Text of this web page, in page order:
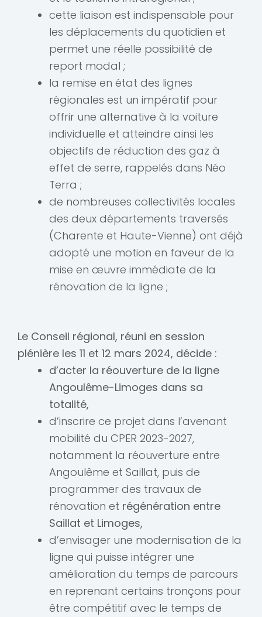
cette liaison est indispensable pour
les déplacements du quotidien et
permet une réelle possibilité de
report modal ;
la remise en état des lignes
régionales est un impératif pour
offrir une alternative à la voiture
individuelle et atteindre ainsi les
objectifs de réduction des gaz à
effet de serre, rappelés dans Néo
Terra ;
de nombreuses collectivités locales
des deux départements traversés
(Charente et Haute-Vienne) ont déjà
adopté une motion en faveur de la
mise en œuvre immédiate de la
rénovation de la ligne ;
Le Conseil régional, réuni en session
plénière les 11 et 12 mars 2024, décide :
d’acter la réouverture de la ligne
Angoulême-Limoges dans sa
totalité,
d’inscrire ce projet dans l’avenant
mobilité du CPER 2023-2027,
notamment la réouverture entre
Angoulême et Saillat, puis de
programmer des travaux de
rénovation et régénération entre
Saillat et Limoges,
d’envisager une modernisation de la
ligne qui puisse intégrer une
amélioration du temps de parcours
en reprenant certains tronçons pour
être compétitif avec le temps de